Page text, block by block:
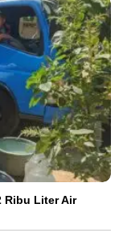
Ribu Liter Air